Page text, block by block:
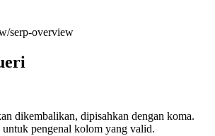
/serp-overview
dikembalikan, dipisahkan dengan koma.
untuk pengenal kolom yang valid.